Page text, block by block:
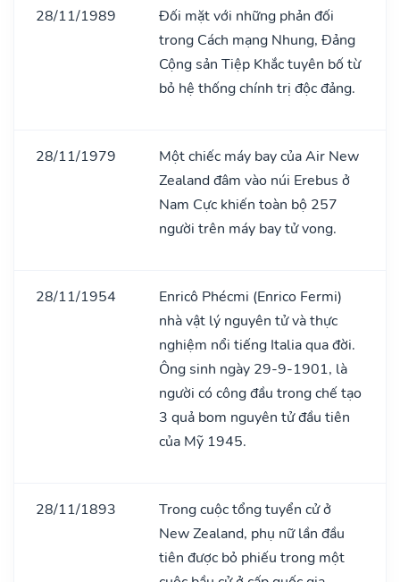
28/11/1989
Đối mặt với những phản đối
trong Cách mạng Nhung, Đảng
Cộng sản Tiệp Khắc tuyên bố từ
bỏ hệ thống chính trị độc đảng.
28/11/1979
Một chiếc máy bay của Air New
Zealand đâm vào núi Erebus ở
Nam Cực khiến toàn bộ 257
người trên máy bay tử vong.
28/11/1954
Enricô Phécmi (Enrico Fermi)
nhà vật lý nguyên tử và thực
nghiệm nổi tiếng Italia qua đời.
Ông sinh ngày 29-9-1901, là
người có công đầu trong chế tạo
3 quả bom nguyên tử đầu tiên
của Mỹ 1945.
28/11/1893
Trong cuộc tổng tuyển cử ở
New Zealand, phụ nữ lần đầu
tiên được bỏ phiếu trong một